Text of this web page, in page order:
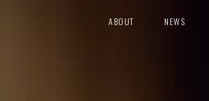
ABOUT NEWS